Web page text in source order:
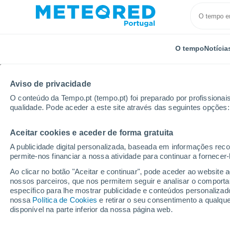
Aviso de privacidade
O conteúdo da Tempo.pt (tempo.pt) foi preparado por
qualidade. Pode aceder a este site através das seguintes opções:
Aceitar cookies e aceder de forma gratuita
A publicidade digital personalizada, baseada em informações
permite-nos financiar a nossa atividade para continuar a
Ao clicar no botão "Aceitar e continuar", pode aceder ao website
nossos parceiros, que nos permitem seguir e analisar o
específico para lhe mostrar publicidade e conteúdos
nossa Política de Cookies e retirar o seu consentimento a
disponível na parte inferior da nossa página web.
O tempo
Início Polónia
Tempo em Polónia.
Hoje, 8 agosto Todo o dia Símbolo